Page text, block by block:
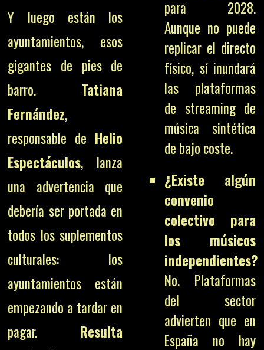
Y luego están los
ayuntamientos, esos
gigantes de pies de
barro. Tatiana
Fernández,
responsable de Helio
Espectáculos, lanza
una advertencia que
debería ser portada en
todos los suplementos
culturales: los
ayuntamientos están
empezando a tardar en
pagar. Resulta
para 2028.
Aunque no puede
replicar el directo
físico, sí inundará
las plataformas
de streaming de
música sintética
de bajo coste.
¿Existe algún
convenio
colectivo para
los músicos
independientes?
No. Plataformas
del sector
advierten que en
España no hay